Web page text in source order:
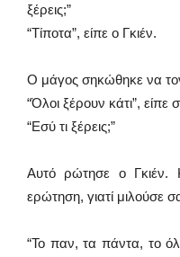
ξέρεις;”
“Τίποτα”, είπε ο Γκιέν.
Ο μάγος σηκώθηκε να τον
“Όλοι ξέρουν κάτι”, είπε
“Εσύ τι ξέρεις;”
Αυτό ρώτησε ο Γκιέν.
ερώτηση, γιατί μιλούσε
“Το παν, τα πάντα, το